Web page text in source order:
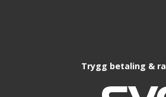
Trygg betaling &